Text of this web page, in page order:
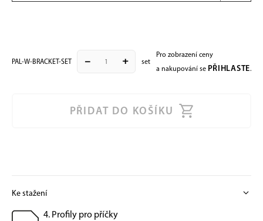
PAL-W-BRACKET-SET remove add set
Pro zobrazení ceny
a nakupování se PŘIHLASTE.
PŘIDAT DO KOŠÍKU
Ke stažení expand_more
4. Profily pro příčky